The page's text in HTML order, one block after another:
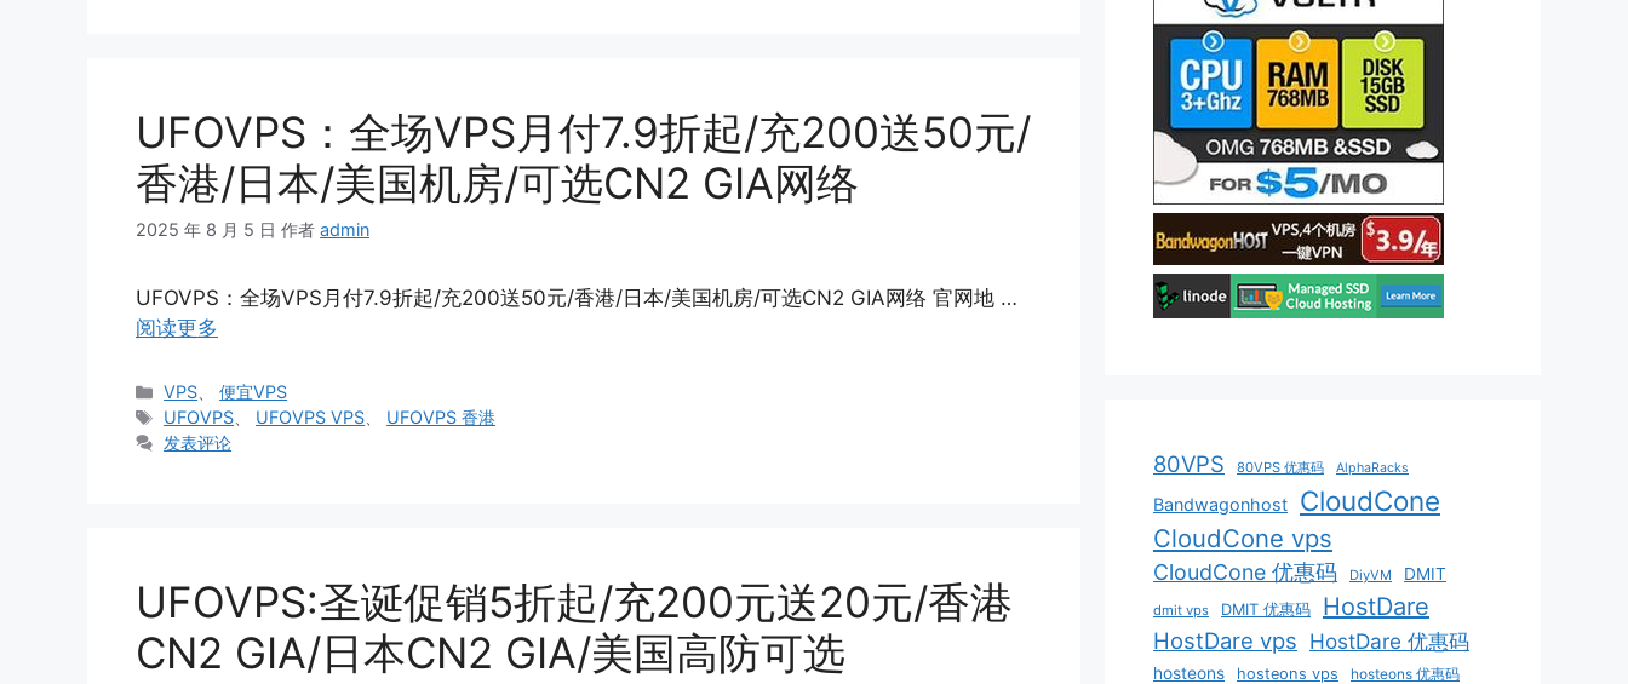
UFOVPS：全场VPS月付7.9折起/充200送50元/
香港/日本/美国机房/可选CN2 GIA网络
2025 年 8 月 5 日 作者 admin
UFOVPS：全场VPS月付7.9折起/充200送50元/香港/日本/美国机房/可选CN2 GIA网络 官网地 …
阅读更多
分
类
VPS 、便宜VPS
标
签
UFOVPS UFOVPS VPS
UFOVPS 香港
发表评论
UFOVPS:圣诞促销5折起/充200元送20元/香港
CN2 GIA/日本CN2 GIA/美国高防可选
80VPS 80VPS 优惠码 AlphaRacks
Bandwagonhost CloudCone
CloudCone vps
CloudCone 优惠码 DiyVM DMIT
dmit vps DMIT 优惠码 HostDare
HostDare vps HostDare 优惠码
hosteons hosteons vps
hosteons 优惠码